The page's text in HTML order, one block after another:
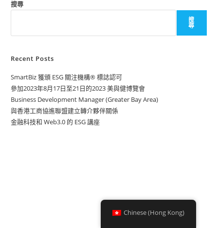
搜尋
搜
尋
Recent Posts
SmartBiz 獲頒 ESG 關注機構® 標誌認可
參加2023年8月17日至21日的2023 美與健博覽會
Business Development Manager (Greater Bay Area)
與香港工商協進聯盟建立轉介夥伴關係
金融科技和 Web3.0 的 ESG 講座
Chinese (Hong Kong)